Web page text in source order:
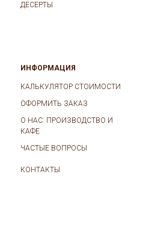
ДЕСЕРТЫ
ИНФОРМАЦИЯ
КАЛЬКУЛЯТОР СТОИМОСТИ
ОФОРМИТЬ ЗАКАЗ
О НАС: ПРОИЗВОДСТВО И
КАФЕ
ЧАСТЫЕ ВОПРОСЫ
КОНТАКТЫ